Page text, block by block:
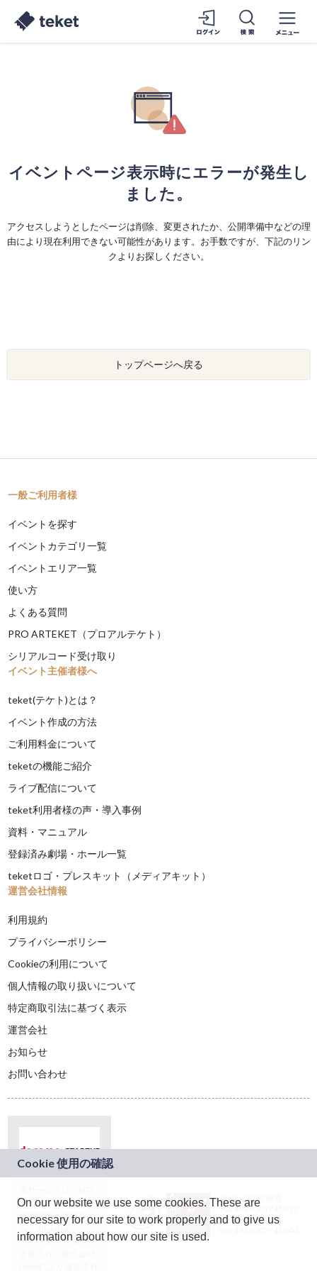
イベントページ表示時にエラーが発生し
ました。
アクセスしようとしたページは削除、変更されたか、公開準備中などの理
由により現在利用できない可能性があります。お手数ですが、下記のリン
クよりお探しください。
トップページへ戻る
一般ご利用者様
イベントを探す
イベントカテゴリ一覧
イベントエリア一覧
使い方
よくある質問
PRO ARTEKET（プロアルテケト）
シリアルコード受け取り
イベント主催者様へ
teket(テケト)とは？
イベント作成の方法
ご利用料金について
teketの機能ご紹介
ライブ配信について
teket利用者様の声・導入事例
資料・マニュアル
登録済み劇場・ホール一覧
teketロゴ・プレスキット（メディアキット）
運営会社情報
利用規約
プライバシーポリシー
Cookieの利用について
個人情報の取り扱いについて
特定商取引法に基づく表示
運営会社
お知らせ
お問い合わせ
ドコモグループの新
規事業創出プログラ
ム「docomo
STARTUP」を通じて
JASRAC許諾番号：
9024936001Y45037
JASRAC許諾番号：
On our website we use some cookies. These are
necessary for our site to work properly and to give us
information about how our site is used.